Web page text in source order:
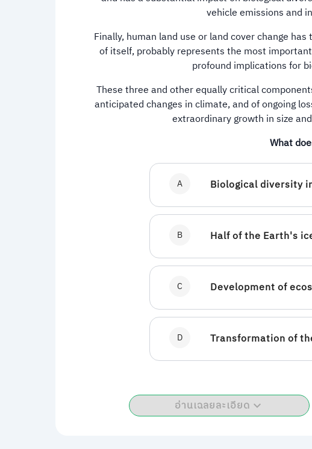
vehicle emissions and
Finally, human land use or land cover change
of itself, probably represents the most
profound implications for
These three and other equally critical
anticipated changes in climate, and of ongoing
extraordinary growth in size
What
A Biological diversity
B Half of the Earth's
C Development of
D Transformation of
อ่านเฉลยละเอียด